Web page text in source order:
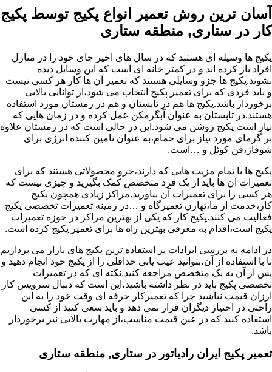
آسان ترین روش تعمیر انواع پکیج توسط پکیج
کار در ستاری, منطقه ستاری
پکیج ها وسیله ای هستند که در سال های اخیر جای خود را در منازل
افراد باز کرده اند و در کمتر خانه ای است که این وسایل دیده
نشوند.پکیج ها جزو وسایلی هستند که تعمیر آن ها کار هر کسی نیست
و باید فردی که برای تعمیر پکیج انتخاب می شود،از توانایی بالایی
برخوردار باشد.پکیج ها هم در تابستان و هم در زمستان مورد استفاده
هستند.در تابستان به عنوان آبگرمکن عمل کرده و در زمان هایی که
نیاز است پکیج روشن می شود.این در حالی است که در زمستان علاوه
بر گرمای مورد نیاز برای حمام،به عنوان تامین کننده انرژی برای
شوفاژ،فن کوئل و …است.
پکیج ها با تمام مزیت هایی که دارند،جزو محصولاتی هستند که برای
تعمیرات آن ها باید از یک فرد متخصص کمک بگیرید و چیزی نیست که
هر کسی را برای تعمیرات آن بیاورید.مراکز زیادی همچون پکیج
کار،خدمت از ما،تهارن تعمیرگاه و …در زمینه تعمیرات تخصصی پکیج
فعالیت می کنند.پکیج کار که یکی از بهترین مراکز در حوزه تعمیرات
پکیج است،اقدام به معرفی بهترین راه ها برای تعمیر پکیج کرده است.
در ادامه به بررسی ایرادات پر استفاده ترین پکیج های بازار می پردازیم
تا با استفاده از آن،بتوانید عیب یابی حداقلی را از پکیج خود انجام دهید و
پس از آن به یک متخصص مراجعه کنید.نکته ای که در تعمیرات
تخصصی پکیج باید در نظر داشته باشید،این است که دنبال سرویس کار
ارزان قیمت نباشید چرا که تعمیرکار حرفه ای وقت خود را به این
راحتی در اختیار دیگران قرار نمی دهد و باید سعی کنید از کسی
استفاده کنید که در عین قیمت مناسب،از مهارت بالایی نیز برخوردار
باشد.
تعمیر پکیج ایران رادیاتور در ستاری, منطقه ستاری